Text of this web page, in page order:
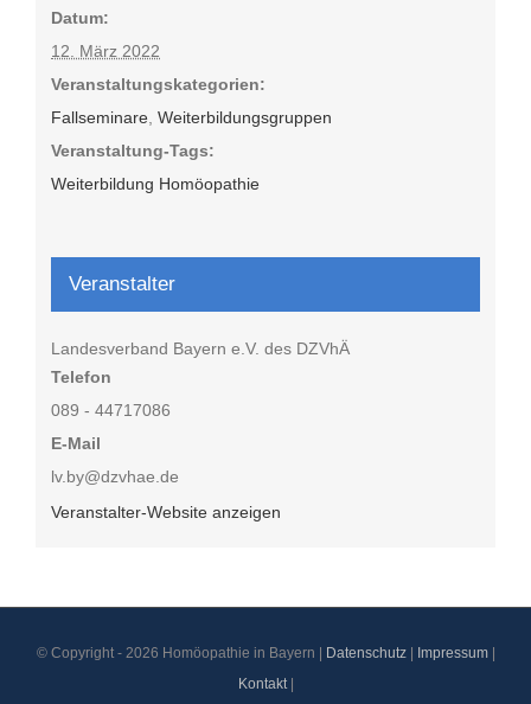
Datum:
12. März 2022
Veranstaltungskategorien:
Fallseminare ,Weiterbildungsgruppen
Veranstaltung-Tags:
Weiterbildung Homöopathie
Veranstalter
Landesverband Bayern e.V. des DZVhÄ
Telefon
089 - 44717086
E-Mail
lv.by@dzvhae.de
Veranstalter-Website anzeigen
© Copyright - 2026 Homöopathie in Bayern | Datenschutz| Impressum|
Kontakt|